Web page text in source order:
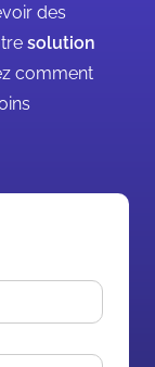
des
solution
comment